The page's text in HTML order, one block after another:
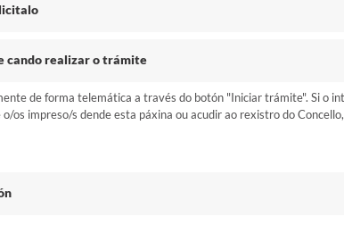
cando realizar o trámite
de forma telemática a través do botón "Iniciar trámite". Si o
o/os impreso/s dende esta páxina ou acudir ao rexistro do